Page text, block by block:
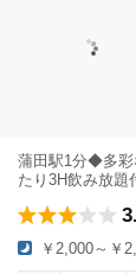
蒲田駅1分◆多彩
たり3H飲み放題
￥2,000～￥